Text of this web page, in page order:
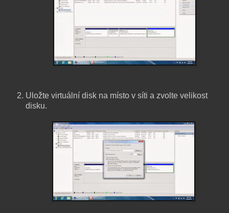
Uložte virtuální disk na místo v síti a zvolte velikost
disku.